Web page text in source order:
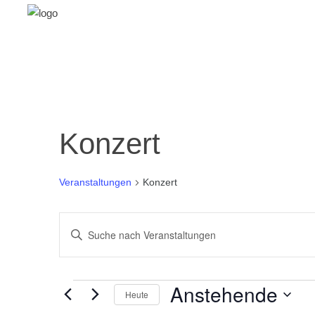
Konzert
Veranstaltungen Konzert
Veranstaltungen
Suche
und
Bitte
Suche
nach
Veranstaltungen
Heute Anstehende